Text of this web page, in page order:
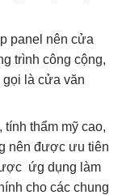
panel nên cửa
trình công cộng,
là cửa văn
thẩm mỹ cao,
nên được ưu tiên
ứg dụng làm
cho các chung